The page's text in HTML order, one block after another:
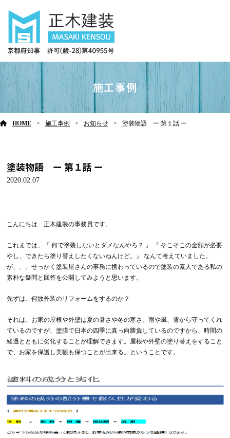
施工事例
HOME 施工事例 お知らせ 塗装物語 ー 第１話 ー
塗装物語 ー 第１話 ー
2020.02.07
こんにちは 正木建装の事務員です。
これまでは、『 何で塗装しないとダメなんやろ？ 』 『 そこそこの金額が必要
やし、できたら塗り替えしたくないねんけど。』 なんて考えていました。
が、、、せっかく塗装屋さんの事務に携わっているので塗装の素人である私の
素朴な疑問と回答を公開してみようと思います。
先ずは、何故外装のリフォームをするのか？
それは、お家の屋根や外壁は夏の暑さや冬の寒さ、雨や風、雪から守ってくれ
ているのですが、塗膜で日本の四季に真っ向勝負しているのですから、時間の
経過とともに劣化することが理解できます。屋根や外壁の塗り替えをすること
で、お家を保護し美観も保つことが出来る。ということです。